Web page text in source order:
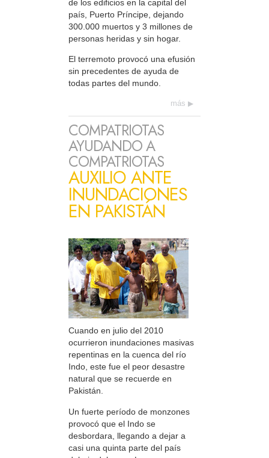
de los edificios en la capital del
país, Puerto Príncipe, dejando
300.000 muertos y 3 millones de
personas heridas y sin hogar.
El terremoto provocó una efusión
sin precedentes de ayuda de
todas partes del mundo.
más
COMPATRIOTAS
AYUDANDO A
COMPATRIOTAS
AUXILIO ANTE
INUNDACIONES
EN PAKISTÁN
Cuando en julio del 2010
ocurrieron inundaciones masivas
repentinas en la cuenca del río
Indo, este fue el peor desastre
natural que se recuerde en
Pakistán.
Un fuerte período de monzones
provocó que el Indo se
desbordara, llegando a dejar a
casi una quinta parte del país